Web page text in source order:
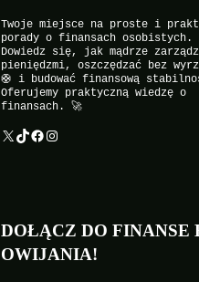
Twoje miejsce na proste i
porady o finansach osobistych.
Dowiedz się, jak mądrze
pieniędzmi, oszczędzać bez
🛟 i budować finansową
Oferujemy praktyczną wiedzę o
finansach. 🚀
X TikTok Facebook Instagram
DOŁĄCZ DO FINANSE
OWIJANIA!